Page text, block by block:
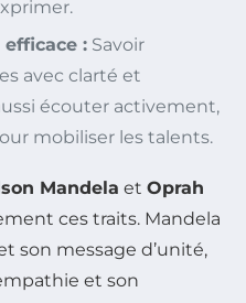
: Savoir
avec clarté et
écouter activement,
mobiliser les talents.
Mandela et Oprah
ces traits. Mandela
son message d’unité,
et son